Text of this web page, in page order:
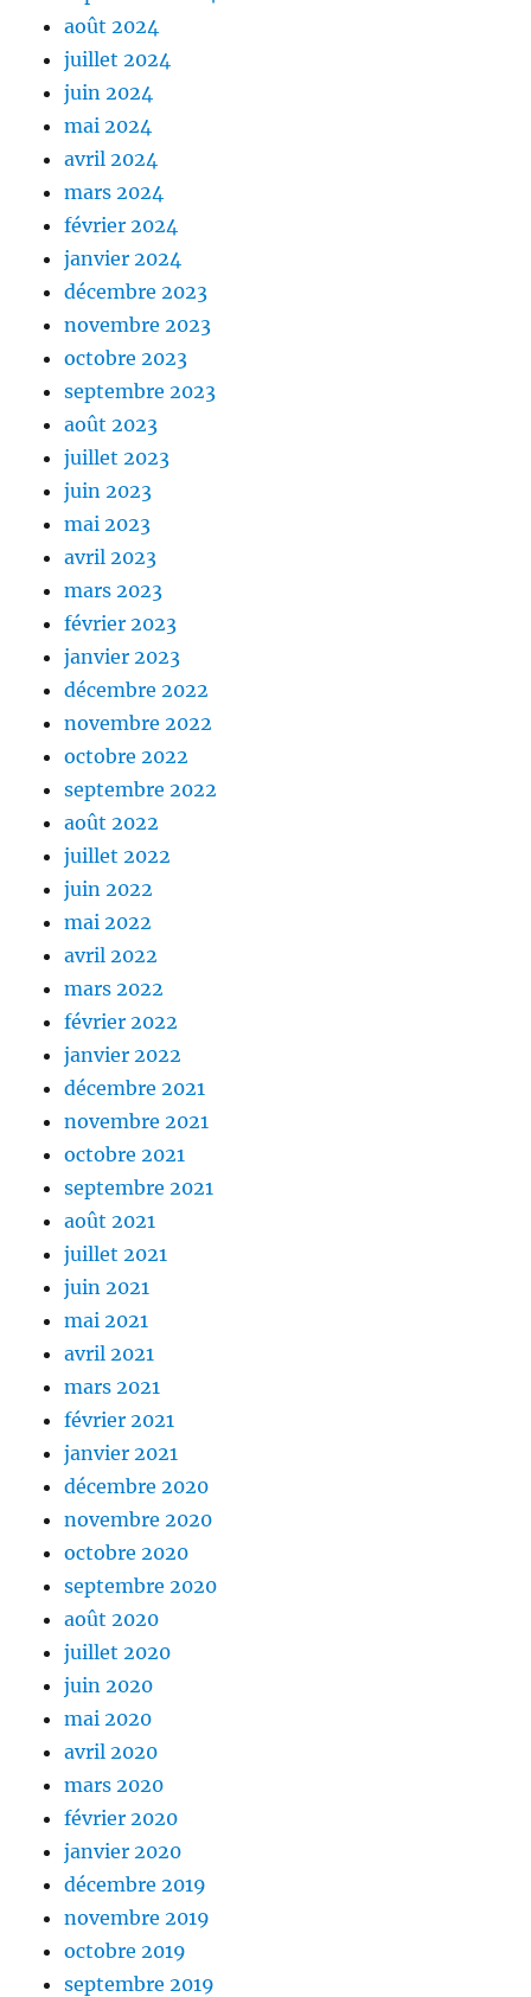
août 2024
juillet 2024
juin 2024
mai 2024
avril 2024
mars 2024
février 2024
janvier 2024
décembre 2023
novembre 2023
octobre 2023
septembre 2023
août 2023
juillet 2023
juin 2023
mai 2023
avril 2023
mars 2023
février 2023
janvier 2023
décembre 2022
novembre 2022
octobre 2022
septembre 2022
août 2022
juillet 2022
juin 2022
mai 2022
avril 2022
mars 2022
février 2022
janvier 2022
décembre 2021
novembre 2021
octobre 2021
septembre 2021
août 2021
juillet 2021
juin 2021
mai 2021
avril 2021
mars 2021
février 2021
janvier 2021
décembre 2020
novembre 2020
octobre 2020
septembre 2020
août 2020
juillet 2020
juin 2020
mai 2020
avril 2020
mars 2020
février 2020
janvier 2020
décembre 2019
novembre 2019
octobre 2019
septembre 2019